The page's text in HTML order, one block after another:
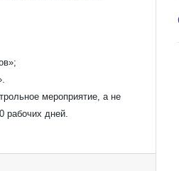
мероприятие, а не
рабочих дней.